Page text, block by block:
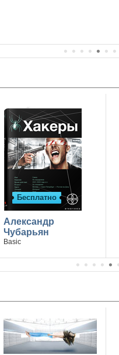
Бесплатно
Александр
Чубарьян
Basic